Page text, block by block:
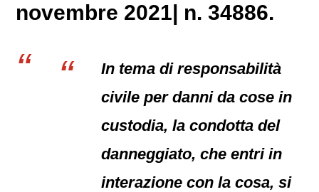
novembre 2021| n. 34886.
In tema di responsabilità
civile per danni da cose in
custodia, la condotta del
danneggiato, che entri in
interazione con la cosa, si